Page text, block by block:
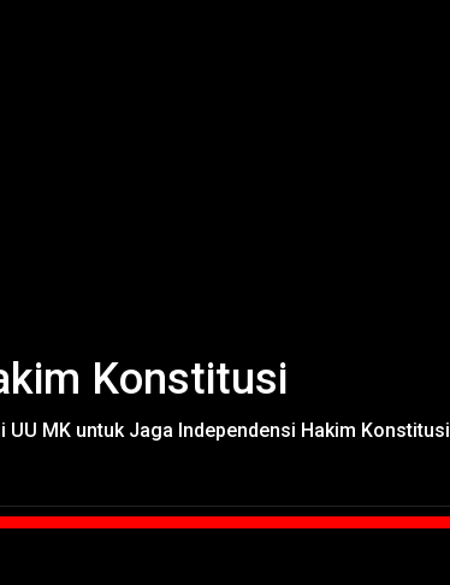
Konstitusi
UU MK untuk Jaga Independensi Hakim Konstitusi